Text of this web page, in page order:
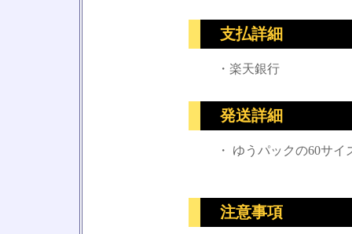
支払詳細
・楽天銀行
発送詳細
・ ゆうパックの60サイ
注意事項